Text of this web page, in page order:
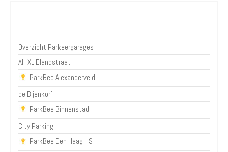
Overzicht Parkeergarages
AH XL Elandstraat
ParkBee Alexanderveld
de Bijenkorf
ParkBee Binnenstad
City Parking
ParkBee Den Haag HS